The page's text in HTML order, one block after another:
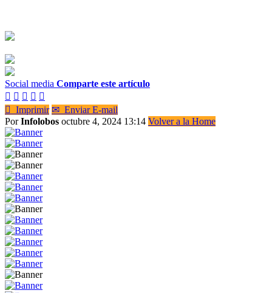
Social media Comparte este artículo
    
 Imprimir ✉ Enviar E-mail
PorInfolobos octubre 4, 2024 13:14 Volver a la Home